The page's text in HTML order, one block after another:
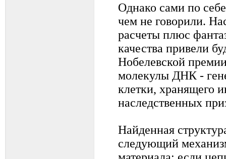
Однако сами по
чем не говорили.
расчеты плюс
качества привели
Нобелевской
молекулы ДНК -
клетки, хранящего
наследственных
Найденная
следующий